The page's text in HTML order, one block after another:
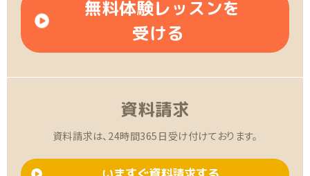
無料体験レッスンを
受ける
資料請求
資料請求は、24時間365日受け付けております。